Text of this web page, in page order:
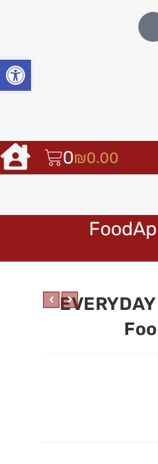
₪0.00
0
סוטאז’ שחור עם ידיות זהב 20 ס”מ EVERYDAY